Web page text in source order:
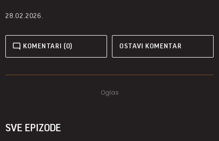
28.02.2026.
KOMENTARI (0) OSTAVI KOMENTAR
SVE EPIZODE